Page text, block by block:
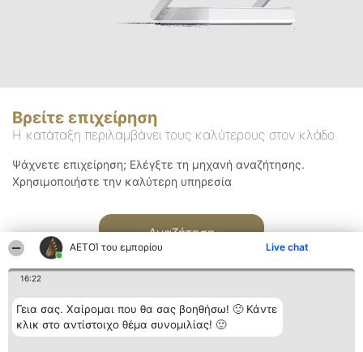
ΑΕΤΟΊ του εμπορίου Live chat
16:22
Γεια σας. Χαίρομαι που θα σας βοηθήσω! 🙂 Κάντε
κλικ στο αντίστοιχο θέμα συνομιλίας! 🙂
Βρείτε επιχείρηση
Η κατάταξη περιλαμβάνει τους καλύτερους στον κλάδο
Ψάχνετε επιχείρηση; Ελέγξτε τη μηχανή αναζήτησης.
Χρησιμοποιήστε την καλύτερη υπηρεσία
Αναζήτηση